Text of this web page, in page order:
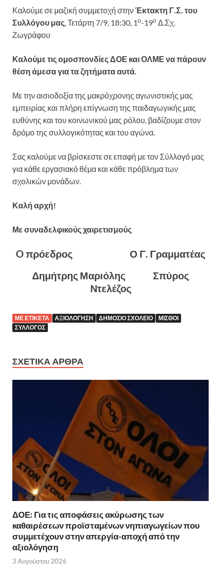
Καλούμε σε μαζική συμμετοχή στηνΈκτακτη Γ.Σ. του
Συλλόγου μας , Τετάρτη 7/9, 18:30, 1ο-19ο Δ.Σχ.
Ζωγράφου
Καλούμε τις ομοσπονδίες ΔΟΕ και ΟΛΜΕ να πάρουν
θέση άμεσα για τα ζητήματα αυτά.
Με την αισιοδοξία της μακρόχρονης αγωνιστικής μας
εμπειρίας και πλήρη επίγνωση της παιδαγωγικής μας
ευθύνης και του κοινωνικού μας ρόλου, βαδίζουμε στον
δρόμο της συλλογικότητας και του αγώνα.
Σας καλούμε να βρίσκεστε σε επαφή με τον Σύλλογό μας
για κάθε εργασιακό θέμα και κάθε πρόβλημα των
σχολικών μονάδων.
Καλή αρχή!
Με συναδελφικούς χαιρετισμούς
O πρόεδρος Ο Γ. Γραμματέας
Δημήτρης Μαριόλης Σπύρος
Ντελέζος
ΜΕ ΕΤΙΚΈΤΑ ΑΞΙΟΛΌΓΗΣΗ ΔΗΜΌΣΙΟ ΣΧΟΛΕΊΟ
ΜΙΣΘΟΊ
ΣΎΛΛΟΓΟΣ
ΣΧΕΤΙΚΆ ΆΡΘΡΑ
ΔΟΕ: Για τις αποφάσεις ακύρωσης των
καθαιρέσεων προϊσταμένων νηπιαγωγείων που
συμμετέχουν στην απεργία-αποχή από την
αξιολόγηση
3 Αυγούστου 2026